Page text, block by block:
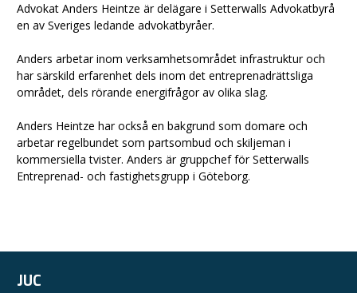
Advokat Anders Heintze är delägare i Setterwalls Advokatbyrå
en av Sveriges ledande advokatbyråer.
Anders arbetar inom verksamhetsområdet infrastruktur och
har särskild erfarenhet dels inom det entreprenadrättsliga
området, dels rörande energifrågor av olika slag.
Anders Heintze har också en bakgrund som domare och
arbetar regelbundet som partsombud och skiljeman i
kommersiella tvister. Anders är gruppchef för Setterwalls
Entreprenad- och fastighetsgrupp i Göteborg.
JUC